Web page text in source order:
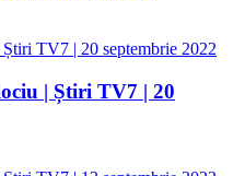
| Știri TV7 | 20